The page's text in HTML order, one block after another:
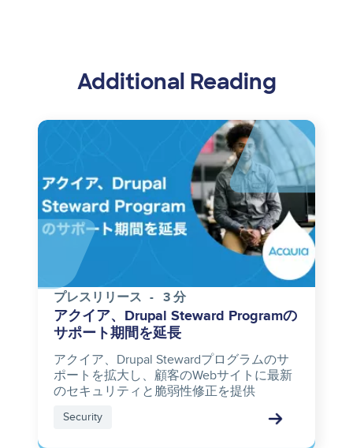
Additional Reading
Image
プレスリリース 3 分
アクイア、Drupal Steward Programの
サポート期間を延長
アクイア、Drupal Stewardプログラムのサ
ポートを拡大し、顧客のWebサイトに最新
のセキュリティと脆弱性修正を提供
Security